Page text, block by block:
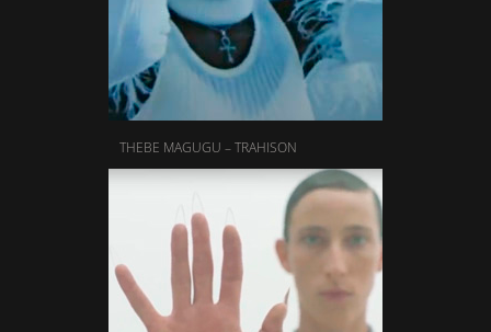
THEBE MAGUGU – TRAHISON